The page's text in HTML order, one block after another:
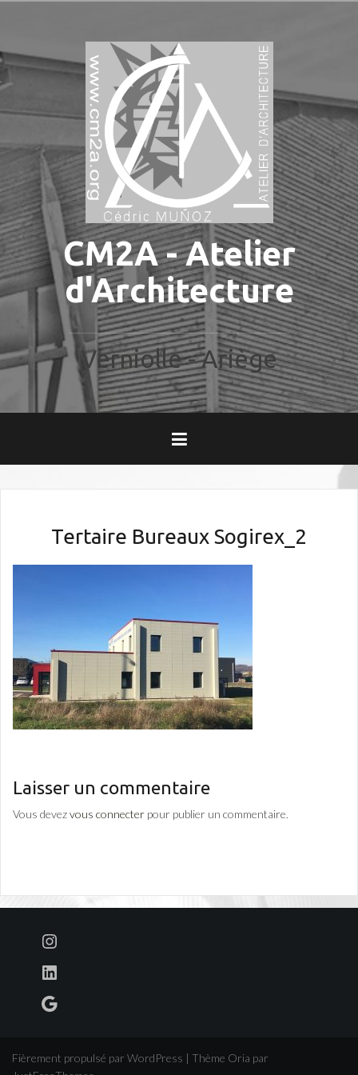
principal
CM2A - Atelier
d'Architecture
Verniolle - Ariège
Tertaire Bureaux Sogirex_2
Laisser un commentaire
Vous devezvous connecter pour publier un commentaire.
Instagram
LinkedIn
Google
Fièrement propulsé par WordPress | Thème Oria par